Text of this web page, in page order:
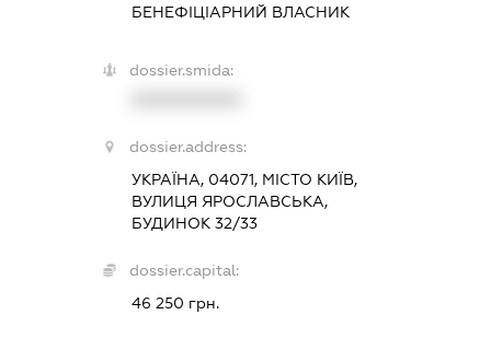
БЕНЕФІЦІАРНИЙ ВЛАСНИК
dossier.smida:
dossier.address:
УКРАЇНА, 04071, МІСТО КИЇВ,
ВУЛИЦЯ ЯРОСЛАВСЬКА,
БУДИНОК 32/33
dossier.capital:
46 250 грн.